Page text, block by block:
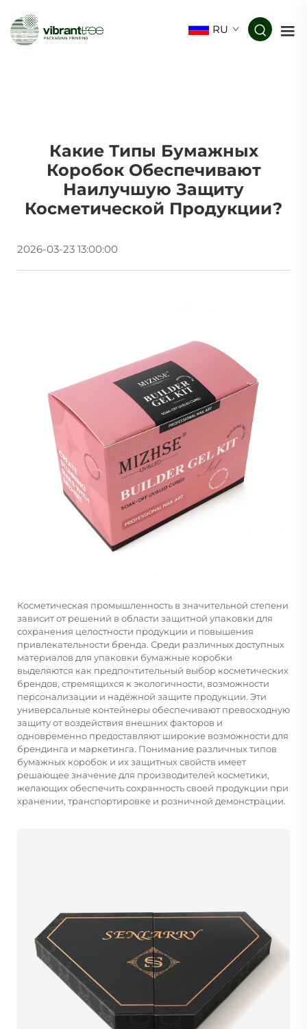
RU
Какие Типы Бумажных
Коробок Обеспечивают
Наилучшую Защиту
Косметической Продукции?
2026-03-23 13:00:00
Косметическая промышленность в значительной степени
зависит от решений в области защитной упаковки для
сохранения целостности продукции и повышения
привлекательности бренда. Среди различных доступных
материалов для упаковки бумажные коробки
выделяются как предпочтительный выбор косметических
брендов, стремящихся к экологичности, возможности
персонализации и надёжной защите продукции. Эти
универсальные контейнеры обеспечивают превосходную
защиту от воздействия внешних факторов и
одновременно предоставляют широкие возможности для
брендинга и маркетинга. Понимание различных типов
бумажных коробок и их защитных свойств имеет
решающее значение для производителей косметики,
желающих обеспечить сохранность своей продукции при
хранении, транспортировке и розничной демонстрации.